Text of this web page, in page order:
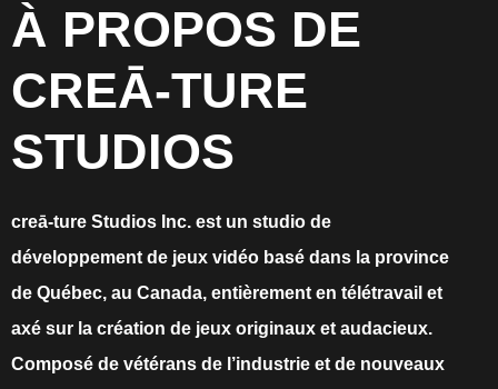
À PROPOS DE
CREĀ-TURE
STUDIOS
creā-ture Studios Inc. est un studio de
développement de jeux vidéo basé dans la province
de Québec, au Canada, entièrement en télétravail et
axé sur la création de jeux originaux et audacieux.
Composé de vétérans de l’industrie et de nouveaux